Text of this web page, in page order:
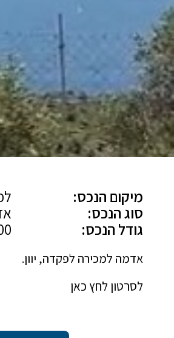
מיקום הנכס:
סוג הנכס:
גודל הנכס:
אדמה למכירה לפקדה, יוון.
לסרטון לחץ כאן